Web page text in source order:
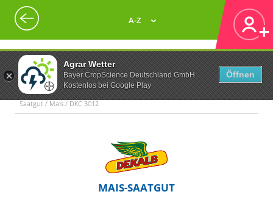
Agrar Wetter
Bayer CropScience Deutschland GmbH
Kostenlos bei Google Play
Öffnen
A-Z
Saatgut / Mais / DKC 3012
MAIS-SAATGUT